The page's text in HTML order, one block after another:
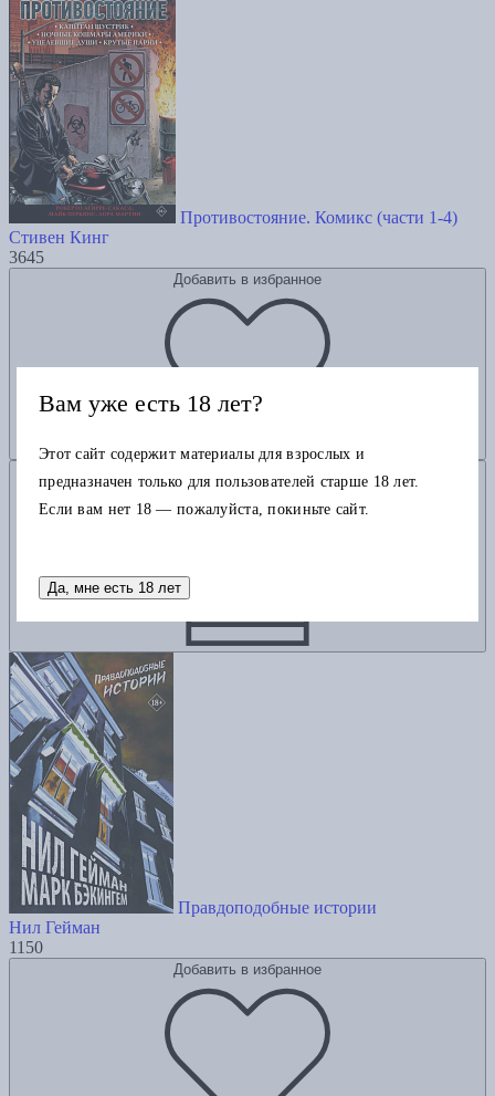
Противостояние. Комикс (части 1-4)
Стивен Кинг
3645
Добавить в избранное
Добавить в корзину
Правдоподобные истории
Нил Гейман
1150
Добавить в избранное
Вам уже есть 18 лет?
Этот сайт содержит материалы для взрослых и
предназначен только для пользователей старше 18 лет.
Если вам нет 18 — пожалуйста, покиньте сайт.
Да, мне есть 18 лет